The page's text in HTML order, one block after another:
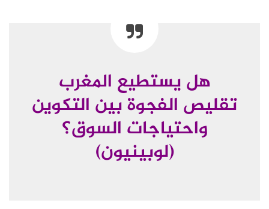
هل يستطيع المغرب
تقليص الفجوة بين التكوين
واحتياجات السوق؟
(لوبينيون)